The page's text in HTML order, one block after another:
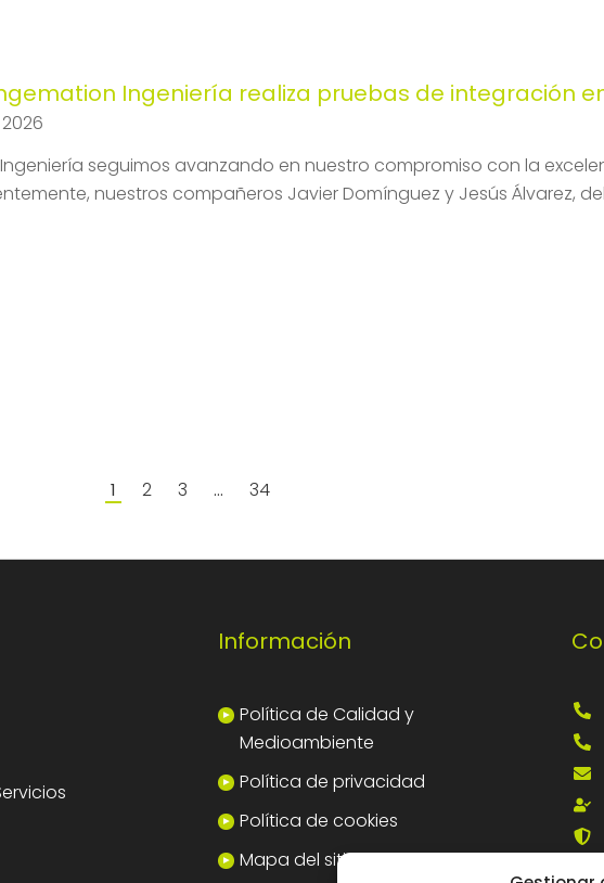
Ingeniería realiza pruebas de integración
seguimos avanzando en nuestro compromiso con la
nuestros compañeros Javier Domínguez y Jesús Álvarez, del
1 2 3 … 34
Información
Política de Calidad y
Medioambiente
Política de privacidad
Política de cookies
Mapa del sitio